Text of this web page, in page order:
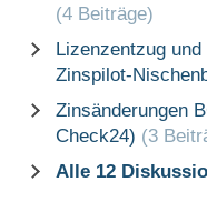
(4 Beiträge)
Lizenzentzug
Zinspilot-
Zinsänderungen
Check24) (3
Alle 12